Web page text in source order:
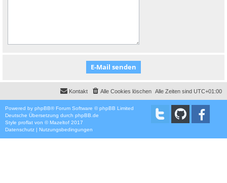
Alle Zeiten sind UTC+01:00
Alle Cookies löschen
Kontakt
Powered by phpBB® Forum Software © phpBB Limited
Deutsche Übersetzung durch phpBB.de
Style proflat von ©Mazeltof 2017
Datenschutz | Nutzungsbedingungen